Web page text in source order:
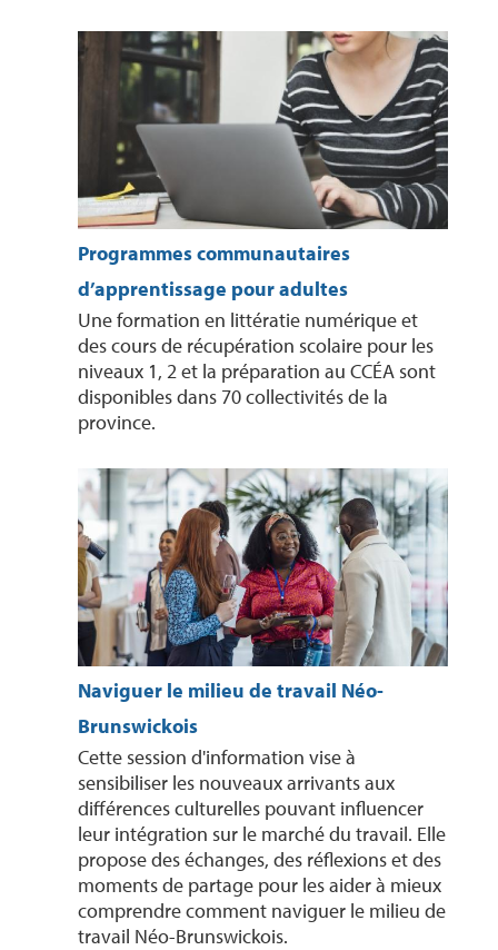
Programmes communautaires
d’apprentissage pour adultes
Une formation en littératie numérique et
des cours de récupération scolaire pour les
niveaux 1, 2 et la préparation au CCÉA sont
disponibles dans 70 collectivités de la
province.
Naviguer le milieu de travail Néo-
Brunswickois
Cette session d'information vise à
sensibiliser les nouveaux arrivants aux
différences culturelles pouvant influencer
leur intégration sur le marché du travail. Elle
propose des échanges, des réflexions et des
moments de partage pour les aider à mieux
comprendre comment naviguer le milieu de
travail Néo-Brunswickois.